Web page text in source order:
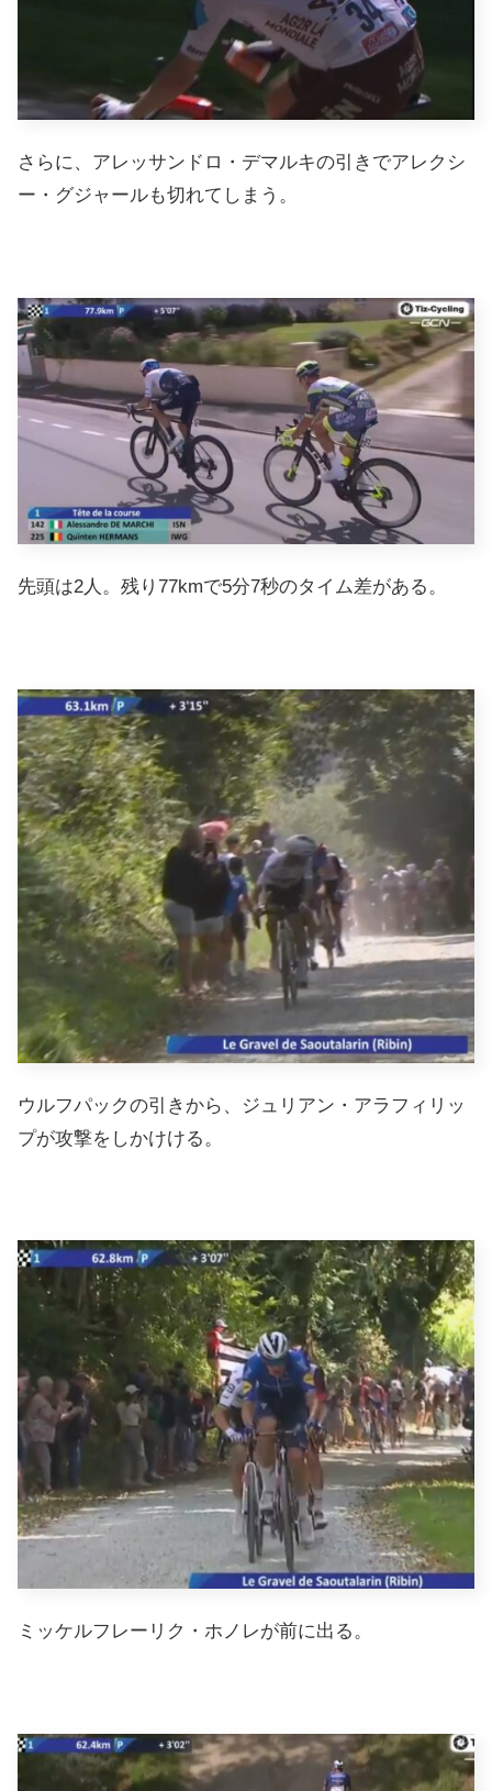
さらに、アレッサンドロ・デマルキの引きでアレクシ
ー・グジャールも切れてしまう。
先頭は2人。残り77kmで5分7秒のタイム差がある。
ウルフパックの引きから、ジュリアン・アラフィリッ
プが攻撃をしかけける。
ミッケルフレーリク・ホノレが前に出る。